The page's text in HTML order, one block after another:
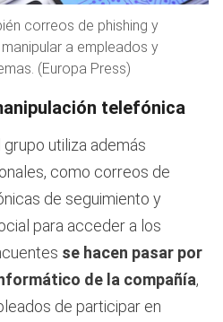
correos de phishing y
a empleados y
(Europa Press)
telefónica
utiliza además
como correos de
de seguimiento y
para acceder a los
se hacen pasar por
de la compañía,
de participar en